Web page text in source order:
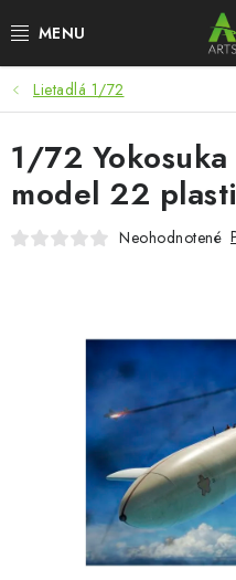
na
BLOG
SUMMER DAYS
WARHAMMER
PLASTOVÉ MODELY
PRÍSLUŠENSTVO
FARBY & POMÔCKY
PUBLIKÁCIE
Lietadlá 1/72
1/72
model 22
Neohodnotené